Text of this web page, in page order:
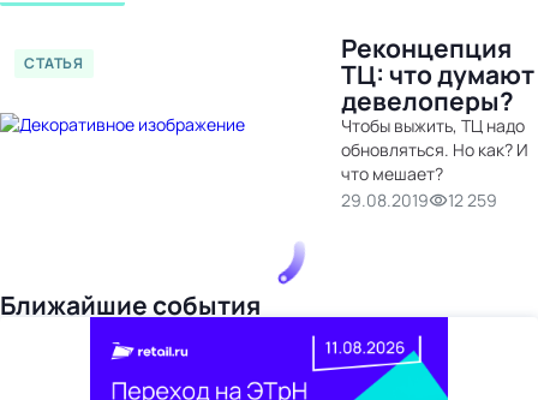
СТАТЬЯ Реконцепция
ТЦ: что думают
девелоперы?
Чтобы выжить, ТЦ надо
обновляться. Но как? И
что мешает?
29.08.2019
12 259
Ближайшие события